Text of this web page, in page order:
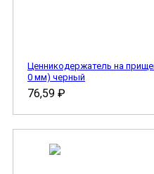
Ценникодержатель на
0 мм) черный
76,59 ₽